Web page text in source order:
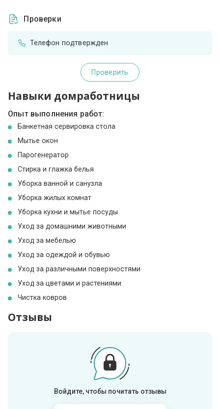
Проверки
Телефон подтвержден
Проверить
Навыки домработницы
Опыт выполнения работ:
Банкетная сервировка стола
Мытье окон
Парогенератор
Стирка и глажка белья
Уборка ванной и санузла
Уборка жилых комнат
Уборка кухни и мытье посуды
Уход за домашними животными
Уход за мебелью
Уход за одеждой и обувью
Уход за различными поверхностями
Уход за цветами и растениями
Чистка ковров
Отзывы
Войдите, чтобы почитать отзывы